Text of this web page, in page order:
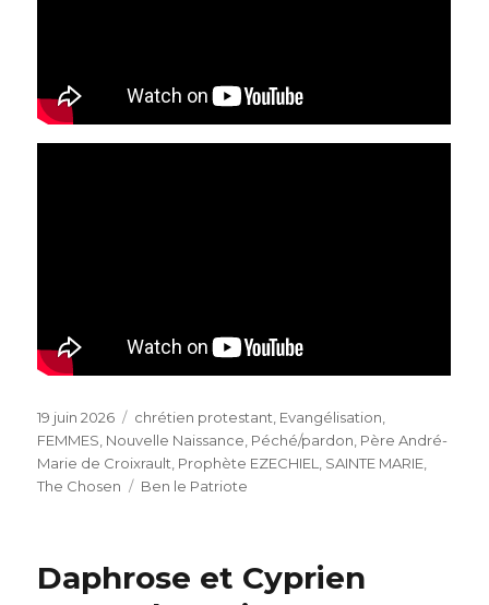
Publié
le
19 juin 2026 Catégories
chrétien protestant Evangélisation
FEMMES Nouvelle Naissance Péché/pardon Père André-
Marie de Croixrault Prophète EZECHIEL SAINTE MARIE
The Chosen
Étiquettes
Ben le Patriote
Daphrose et Cyprien